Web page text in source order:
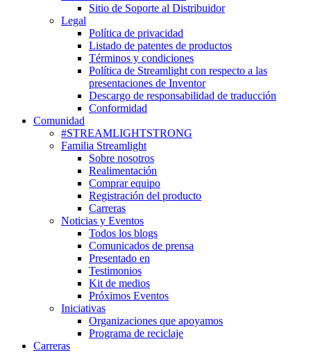
Sitio de Soporte al Distribuidor
Legal
Política de privacidad
Listado de patentes de productos
Términos y condiciones
Política de Streamlight con respecto a las
presentaciones de Inventor
Descargo de responsabilidad de traducción
Conformidad
Comunidad
#STREAMLIGHTSTRONG
Familia Streamlight
Sobre nosotros
Realimentación
Comprar equipo
Registración del producto
Carreras
Noticias y Eventos
Todos los blogs
Comunicados de prensa
Presentado en
Testimonios
Kit de medios
Próximos Eventos
Iniciativas
Organizaciones que apoyamos
Programa de reciclaje
Carreras